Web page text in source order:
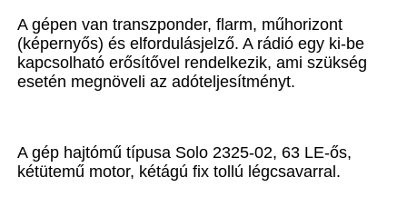
A gépen van transzponder, flarm, műhorizont
(képernyős) és elfordulásjelző. A rádió egy ki-be
kapcsolható erősítővel rendelkezik, ami szükség
esetén megnöveli az adóteljesítményt.
A gép hajtómű típusa Solo 2325-02, 63 LE-ős,
kétütemű motor, kétágú fix tollú légcsavarral.